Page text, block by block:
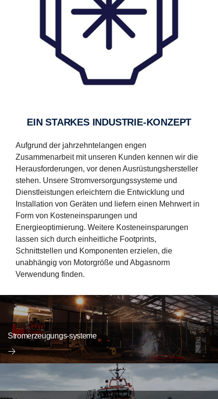
EIN STARKES INDUSTRIE-KONZEPT
Aufgrund der jahrzehntelangen engen
Zusammenarbeit mit unseren Kunden kennen wir die
Herausforderungen, vor denen Ausrüstungshersteller
stehen. Unsere Stromversorgungssysteme und
Dienstleistungen erleichtern die Entwicklung und
Installation von Geräten und liefern einen Mehrwert in
Form von Kosteneinsparungen und
Energieoptimierung. Weitere Kosteneinsparungen
lassen sich durch einheitliche Footprints,
Schnittstellen und Komponenten erzielen, die
unabhängig von Motorgröße und Abgasnorm
Verwendung finden.
Stromerzeugungs-systeme